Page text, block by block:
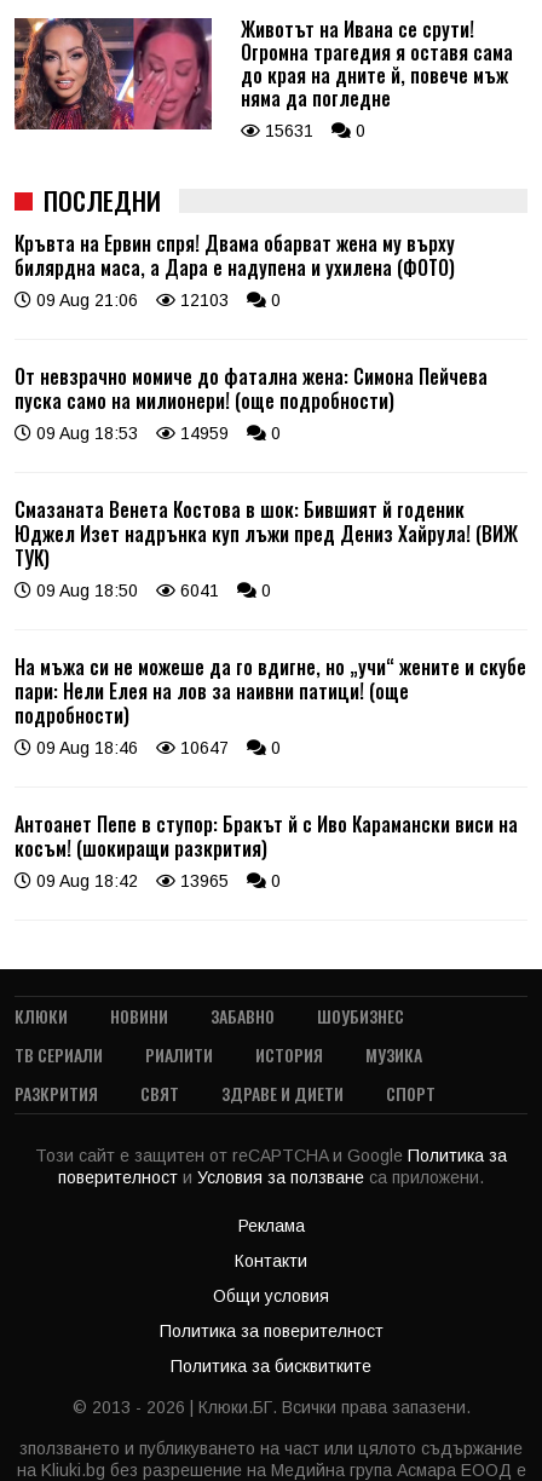
Животът на Ивана се срути!
Огромна трагедия я оставя сама
до края на дните й, повече мъж
няма да погледне
15631 0
ПОСЛЕДНИ
Кръвта на Ервин спря! Двама обарват жена му върху
билярдна маса, а Дара е надупена и ухилена (ФОТО)
09 Aug 21:06 12103 0
От невзрачно момиче до фатална жена: Симона Пейчева
пуска само на милионери! (още подробности)
09 Aug 18:53 14959 0
Смазаната Венета Костова в шок: Бившият й годеник
Юджел Изет надрънка куп лъжи пред Дениз Хайрула! (ВИЖ
ТУК)
09 Aug 18:50 6041 0
На мъжа си не можеше да го вдигне, но „учи“ жените и скубе
пари: Нели Елея на лов за наивни патици! (още
подробности)
09 Aug 18:46 10647 0
Антоанет Пепе в ступор: Бракът й с Иво Карамански виси на
косъм! (шокиращи разкрития)
09 Aug 18:42 13965 0
КЛЮКИ НОВИНИ ЗАБАВНО
ШОУБИЗНЕС
ТВ СЕРИАЛИ
РИАЛИТИ ИСТОРИЯ
МУЗИКА
РАЗКРИТИЯ
СВЯТ ЗДРАВЕ И ДИЕТИ СПОРТ
Този сайт е защитен от reCAPTCHA и Google Политика за
поверителност и Условия за ползване са приложени.
Реклама
Контакти
Общи условия
Политика за поверителност
Политика за бисквитките
© 2013 - 2026 | Клюки.БГ. Всички права запазени.
зползването и публикуването на част или цялото съдържание
на Kliuki.bg без разрешение на Медийна група Асмара ЕООД е